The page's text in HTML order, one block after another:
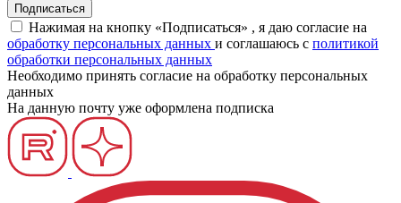
Нажимая на кнопку «Подписаться» , я даю согласие на
обработку персональных данных и соглашаюсь c политикой
обработки персональных данных
Необходимо принять согласие на обработку персональных
данных
На данную почту уже оформлена подписка